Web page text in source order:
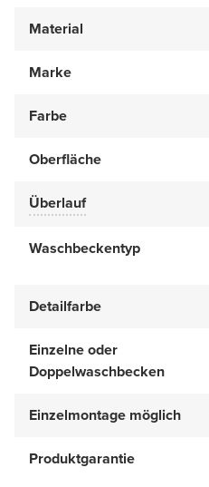
Material
Marke
Farbe
Oberfläche
Überlauf
Waschbeckentyp
Detailfarbe
Einzelne oder
Doppelwaschbecken
Einzelmontage möglich
Produktgarantie